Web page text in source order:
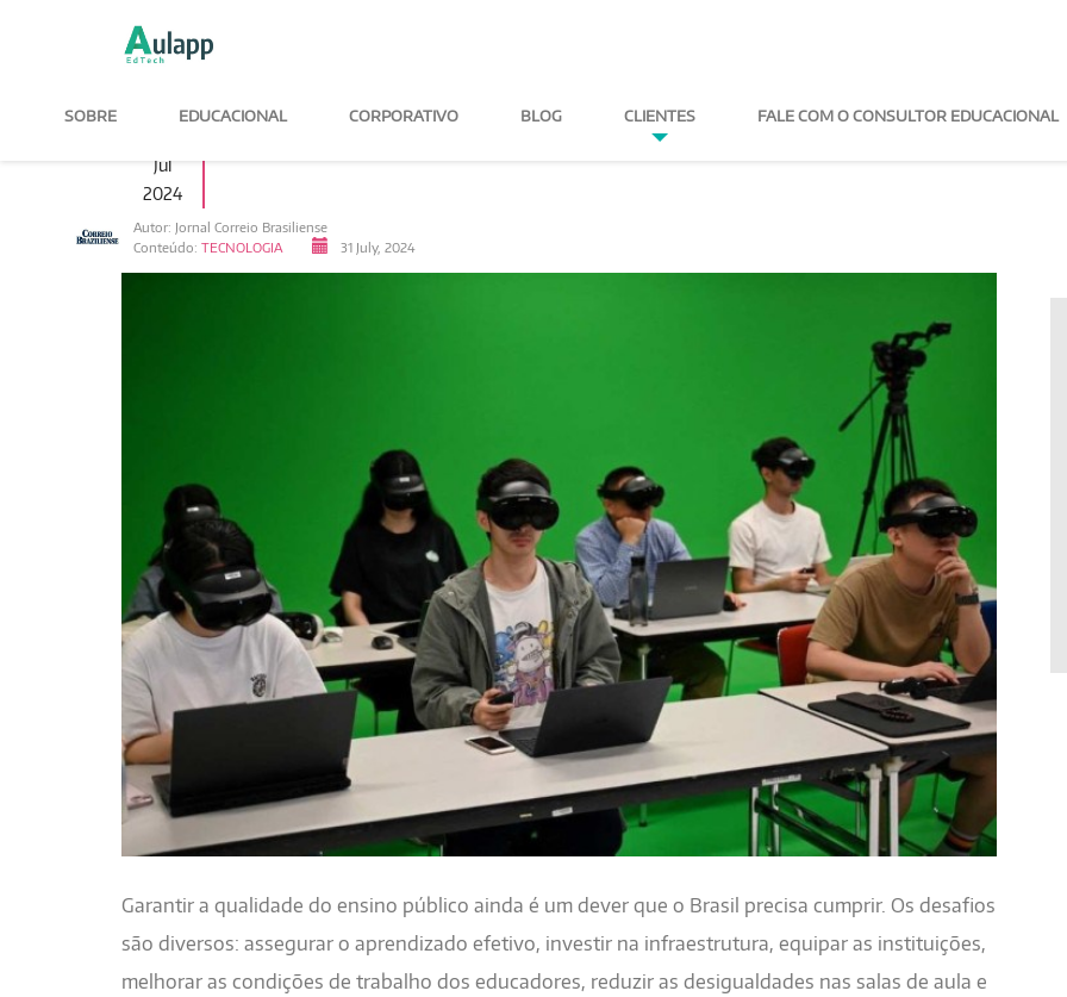
SOBRE EDUCACIONAL CORPORATIVO BLOG CLIENTES FALE COM O CONSULTOR
Jul
2024
INTELIGÊNCIA ARTIFICIAL NO ENSINO
Autor: Jornal Correio Brasiliense
Conteúdo: TECNOLOGIA 31 July, 2024
Garantir a qualidade do ensino público ainda é um dever que o Brasil precisa cumprir. Os desafios
são diversos: assegurar o aprendizado efetivo, investir na infraestrutura, equipar as instituições,
melhorar as condições de trabalho dos educadores, reduzir as desigualdades nas salas de aula e